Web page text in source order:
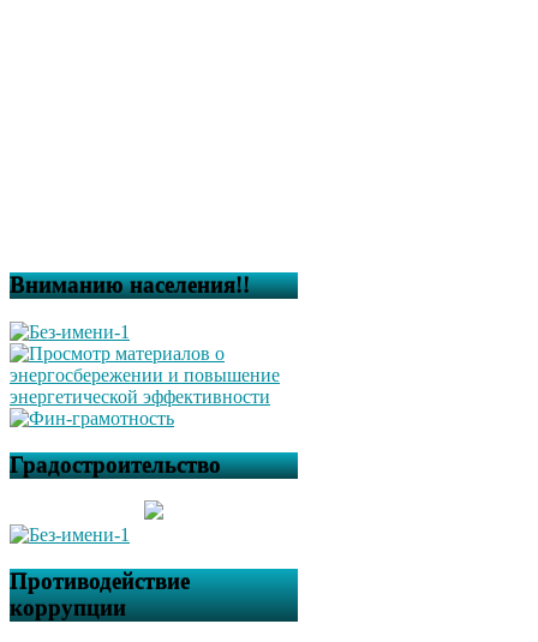
Вниманию населения!!
Градостроительство
Противодействие
коррупции